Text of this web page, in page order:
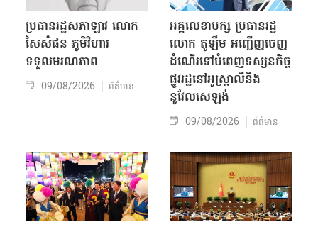
ប្រធានរដ្ឋសភាឡាវ លោក
សៃសំផន ភូមិវិហារ
ទទួលមរណភាព
09/08/2026 ព័ត៌មាន
អគ្គលេខាបក្ស ប្រធានរដ្ឋ
លោក តូឡឹម អញ្ជើញចេញ
ដំណើរទៅបំពេញទស្សនកិច្ច
ផ្លូវរដ្ឋនៅអូស្ត្រាលីនិង
នូវែលសេឡង់
09/08/2026 ព័ត៌មាន